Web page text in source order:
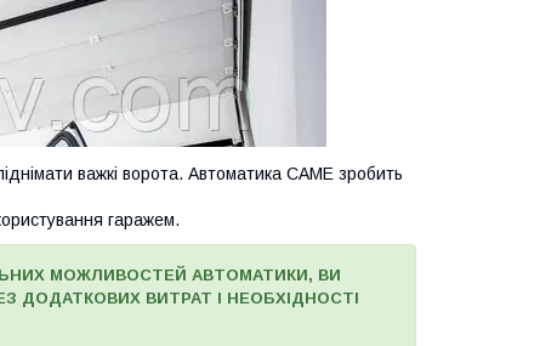
важкі ворота. Автоматика CAME зробить
гаражем.
МОЖЛИВОСТЕЙ АВТОМАТИКИ, ВИ
ВИТРАТ І НЕОБХІДНОСТІ